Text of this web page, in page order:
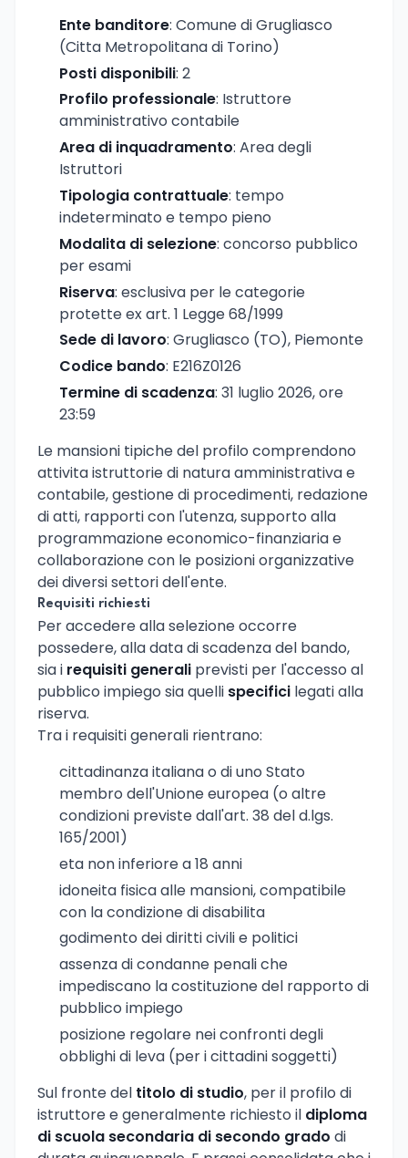
Ente banditore: Comune di Grugliasco
(Citta Metropolitana di Torino)
Posti disponibili: 2
Profilo professionale: Istruttore
amministrativo contabile
Area di inquadramento: Area degli
Istruttori
Tipologia contrattuale: tempo
indeterminato e tempo pieno
Modalita di selezione: concorso pubblico
per esami
Riserva: esclusiva per le categorie
protette ex art. 1 Legge 68/1999
Sede di lavoro: Grugliasco (TO), Piemonte
Codice bando: E216Z0126
Termine di scadenza: 31 luglio 2026, ore
23:59
Le mansioni tipiche del profilo comprendono
attivita istruttorie di natura amministrativa e
contabile, gestione di procedimenti, redazione
di atti, rapporti con l'utenza, supporto alla
programmazione economico-finanziaria e
collaborazione con le posizioni organizzative
dei diversi settori dell'ente.
Requisiti richiesti
Per accedere alla selezione occorre
possedere, alla data di scadenza del bando,
sia i requisiti generali previsti per l'accesso al
pubblico impiego sia quelli specifici legati alla
riserva.
Tra i requisiti generali rientrano:
cittadinanza italiana o di uno Stato
membro dell'Unione europea (o altre
condizioni previste dall'art. 38 del d.lgs.
165/2001)
eta non inferiore a 18 anni
idoneita fisica alle mansioni, compatibile
con la condizione di disabilita
godimento dei diritti civili e politici
assenza di condanne penali che
impediscano la costituzione del rapporto di
pubblico impiego
posizione regolare nei confronti degli
obblighi di leva (per i cittadini soggetti)
Sul fronte del titolo di studio, per il profilo di
istruttore e generalmente richiesto il diploma
di scuola secondaria di secondo grado di